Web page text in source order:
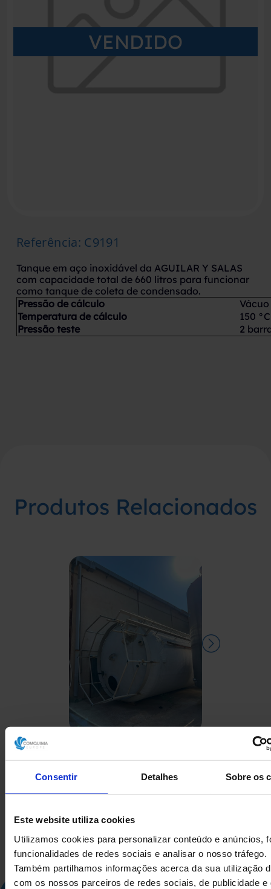
Consentir Detalhes Sobre os
Este website utiliza cookies
Utilizamos cookies para personalizar conteúdo e anúncios,
funcionalidades de redes sociais e analisar o nosso tráfego.
Também partilhamos informações acerca da sua utilização
com os nossos parceiros de redes sociais, de publicidade e
VENDIDO
Referência: C9191
Tanque em aço inoxidável da AGUILAR Y SALAS
com capacidade total de 660 litros para funcionar
como tanque de coleta de condensado.
Pressão de cálculo
Vácuo
Temperatura de cálculo
150 °C
Pressão teste
2
Produtos Relacionados
VIDRO USADO
500